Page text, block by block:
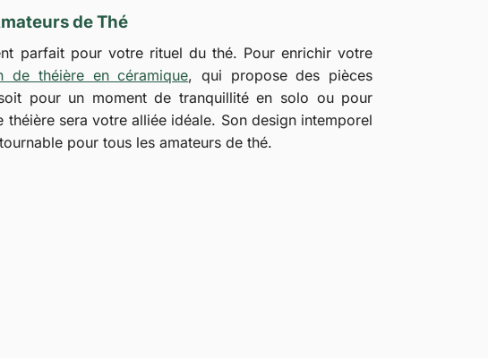
de Thé
parfait pour votre rituel du thé. Pour enrichir votre
de théière en céramique, qui propose des pièces
pour un moment de tranquillité en solo ou pour
sera votre alliée idéale. Son design intemporel
pour tous les amateurs de thé.